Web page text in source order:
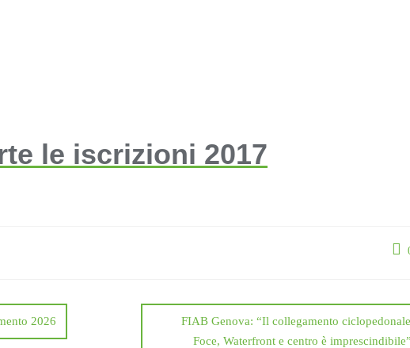
le iscrizioni 2017
2026
FIAB Genova: “Il collegamento
Foce, Waterfront e centro è imprescindibile”